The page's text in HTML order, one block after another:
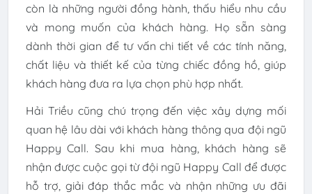
còn là những người đồng hành, thấu hiểu nhu cầu
và mong muốn của khách hàng. Họ sẵn sàng
dành thời gian để tư vấn chi tiết về các tính năng,
chất liệu và thiết kế của từng chiếc đồng hồ, giúp
khách hàng đưa ra lựa chọn phù hợp nhất.
Hải Triều cũng chú trọng đến việc xây dựng mối
quan hệ lâu dài với khách hàng thông qua đội ngũ
Happy Call. Sau khi mua hàng, khách hàng sẽ
nhận được cuộc gọi từ đội ngũ Happy Call để được
hỗ trợ, giải đáp thắc mắc và nhận những ưu đãi